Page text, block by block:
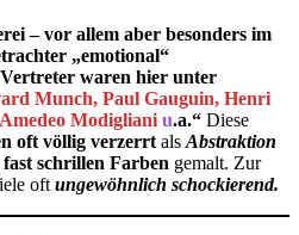
– vor allem aber besonders im
„emotional“
Vertreter waren hier unter
Munch, Paul Gauguin, Henri
Modiglianiu.a.“ Diese
oft völlig verzerrtalsAbstraktion
schrillen Farben gemalt. Zur
oftungewöhnlich schockierend.